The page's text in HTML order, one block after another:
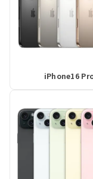
iPhone16